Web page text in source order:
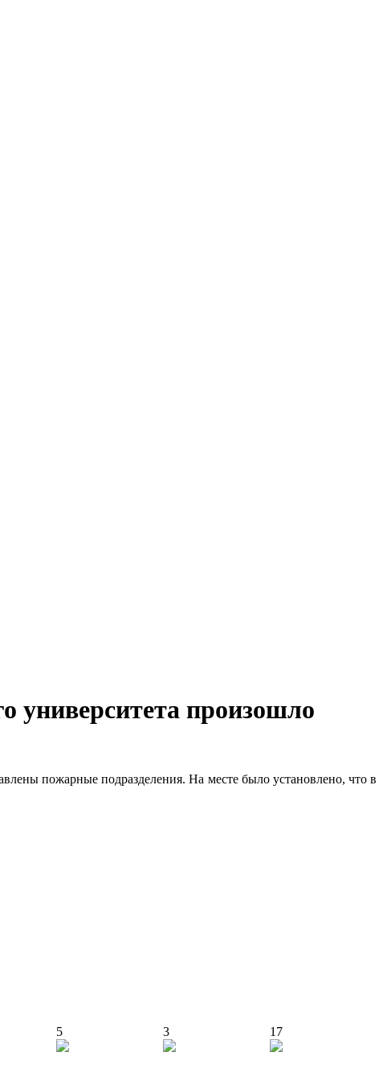
университета произошло
пожарные подразделения. На месте было установлено, что в
5 3 17